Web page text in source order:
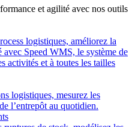
et agilité avec nos outils
logistiques, améliorez la
Speed WMS, le système de
activités et à toutes les tailles
logistiques, mesurez les
l’entrepôt au quotidien.